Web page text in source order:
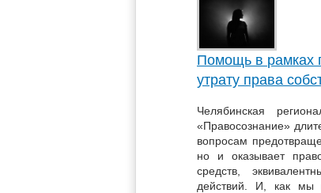
Помощь в рамках
утрату права
Челябинская
«Правосознание»
вопросам
но и оказывает
средств,
действий. И, как мы